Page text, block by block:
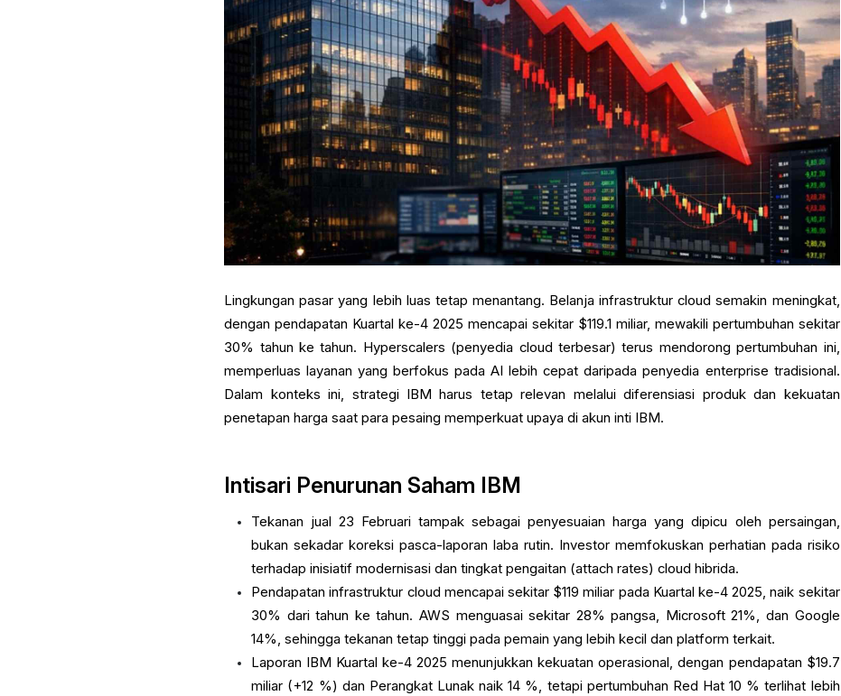
Lingkungan pasar yang lebih luas tetap menantang. Belanja infrastruktur cloud semakin meningkat,
dengan pendapatan Kuartal ke-4 2025 mencapai sekitar $119.1 miliar, mewakili pertumbuhan sekitar
30% tahun ke tahun. Hyperscalers (penyedia cloud terbesar) terus mendorong pertumbuhan ini,
memperluas layanan yang berfokus pada AI lebih cepat daripada penyedia enterprise tradisional.
Dalam konteks ini, strategi IBM harus tetap relevan melalui diferensiasi produk dan kekuatan
penetapan harga saat para pesaing memperkuat upaya di akun inti IBM.
Intisari Penurunan Saham IBM
Tekanan jual 23 Februari tampak sebagai penyesuaian harga yang dipicu oleh persaingan,
bukan sekadar koreksi pasca-laporan laba rutin. Investor memfokuskan perhatian pada risiko
terhadap inisiatif modernisasi dan tingkat pengaitan (attach rates) cloud hibrida.
Pendapatan infrastruktur cloud mencapai sekitar $119 miliar pada Kuartal ke-4 2025, naik sekitar
30% dari tahun ke tahun. AWS menguasai sekitar 28% pangsa, Microsoft 21%, dan Google
14%, sehingga tekanan tetap tinggi pada pemain yang lebih kecil dan platform terkait.
Laporan IBM Kuartal ke-4 2025 menunjukkan kekuatan operasional, dengan pendapatan $19.7
miliar (+12 %) dan Perangkat Lunak naik 14 %, tetapi pertumbuhan Red Hat 10 % terlihat lebih